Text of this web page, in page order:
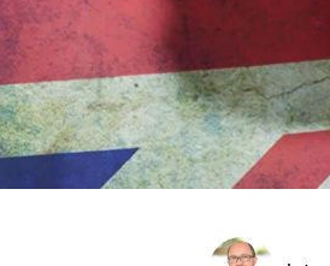
shop
fragen & hilfe
unterstützen